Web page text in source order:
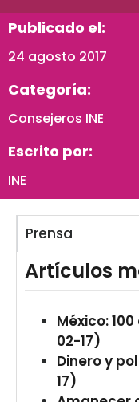
Publicado el:
24 agosto 2017
Categoría:
Consejeros INE
Escrito por:
INE
Prensa
Artículos
México:
02-17)
Dinero y
17)